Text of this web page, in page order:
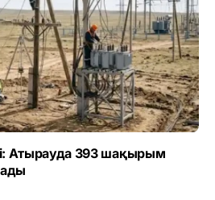
Атырауда 393 шақырым